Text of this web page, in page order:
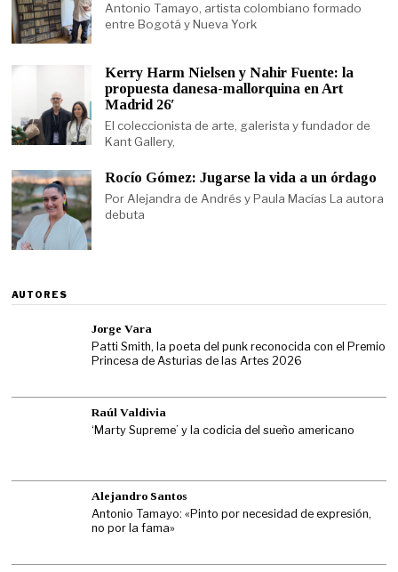
Antonio Tamayo, artista colombiano formado
entre Bogotá y Nueva York
Kerry Harm Nielsen y Nahir Fuente: la
propuesta danesa-mallorquina en Art
Madrid 26′
El coleccionista de arte, galerista y fundador de
Kant Gallery,
Rocío Gómez: Jugarse la vida a un órdago
Por Alejandra de Andrés y Paula Macías La autora
debuta
AUTORES
Jorge Vara
Patti Smith, la poeta del punk reconocida con el Premio
Princesa de Asturias de las Artes 2026
Raúl Valdivia
‘Marty Supreme’ y la codicia del sueño americano
Alejandro Santos
Antonio Tamayo: «Pinto por necesidad de expresión,
no por la fama»